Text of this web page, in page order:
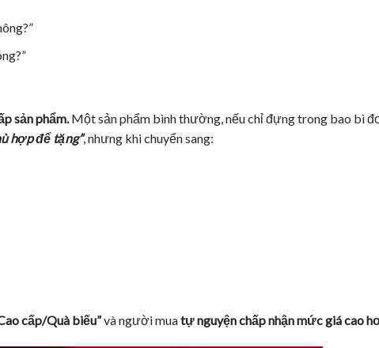
sản phẩm.Một sản phẩm bình thường, nếu chỉ đựng trong bao bì
hợp để tặng”, nhưng khi chuyển sang:
cấp/Quà biếu”và người muatự nguyện chấp nhận mức giá cao